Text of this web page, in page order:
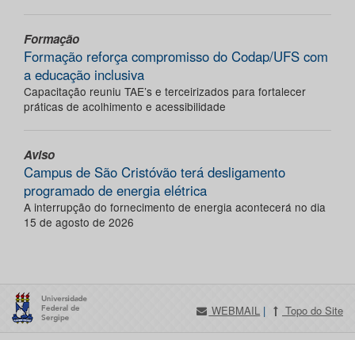
Formação
Formação reforça compromisso do Codap/UFS com
a educação inclusiva
Capacitação reuniu TAE’s e terceirizados para fortalecer
práticas de acolhimento e acessibilidade
Aviso
Campus de São Cristóvão terá desligamento
programado de energia elétrica
A interrupção do fornecimento de energia acontecerá no dia
15 de agosto de 2026
WEBMAIL | Topo do Site